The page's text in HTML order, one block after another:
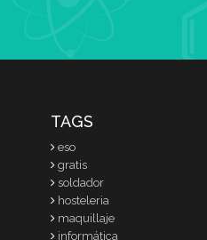
TAGS
eso
gratis
soldador
hosteleria
maquillaje
informática